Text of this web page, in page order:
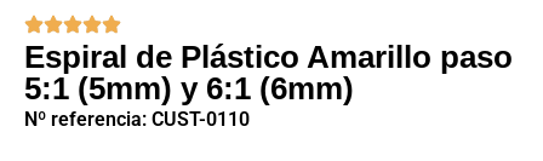
Espiral de Plástico Amarillo paso
5:1 (5mm) y 6:1 (6mm)
Nº referencia: CUST-0110